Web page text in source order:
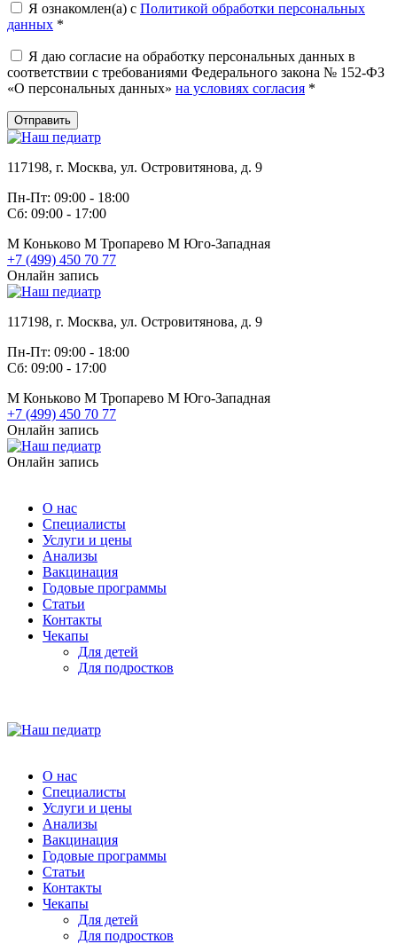
Я ознакомлен(а) с Политикой обработки персональных
данных *
Я даю согласие на обработку персональных данных в
соответствии с требованиями Федерального закона № 152-ФЗ
«О персональных данных» на условиях согласия *
Отправить
117198, г. Москва, ул. Островитянова, д. 9
Пн-Пт: 09:00 - 18:00
Сб: 09:00 - 17:00
М Коньково М Тропарево М Юго-Западная
+7 (499) 450 70 77
Онлайн запись
117198, г. Москва, ул. Островитянова, д. 9
Пн-Пт: 09:00 - 18:00
Сб: 09:00 - 17:00
М Коньково М Тропарево М Юго-Западная
+7 (499) 450 70 77
Онлайн запись
Онлайн запись
О нас
Специалисты
Услуги и цены
Анализы
Вакцинация
Годовые программы
Статьи
Контакты
Чекапы
Для детей
Для подростков
О нас
Специалисты
Услуги и цены
Анализы
Вакцинация
Годовые программы
Статьи
Контакты
Чекапы
Для детей
Для подростков